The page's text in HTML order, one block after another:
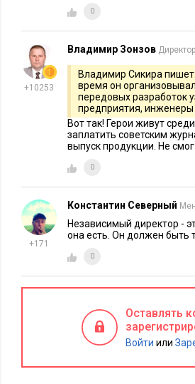
уровень экспертности, то есть,
количество плюсов может быть
действительно готов, может и
объективно отстаивать интересы
без личных предпочтений.
Executive.ru:Какими именно
В идеале совет директоров
отраслевая экспертиза,
Независимый директор может
отраслевыми компетенциями.
Executive.ru:
Совет директоров
которая ведет к следующему
которые уходят из активного
возрасте 50+ задает себе
0
+10253
Владимир Зонзов
Владимир Сикира
время он
передовых разработок
предприятия, инженеры
Вот так! Герои живут
заплатить советским
выпуск продукции. Не смог
0
+171
Константин Северный
Независимый директор -
она есть. Он должен быть
0
Оставлять
Войти или